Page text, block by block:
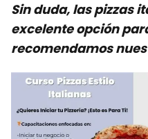
Sin duda, las pizzas
excelente opción
recomendamos